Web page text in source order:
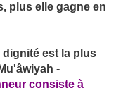
plus elle gagne en
dignité est la plus
-
consiste à